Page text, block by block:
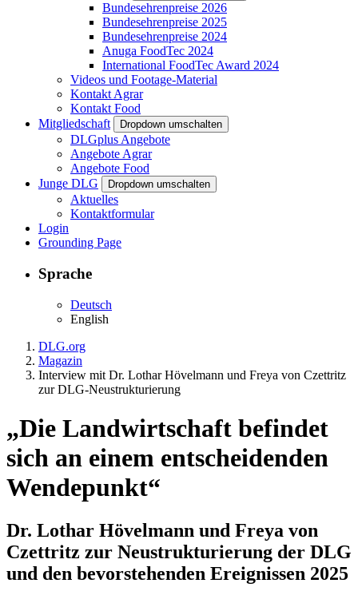
Bundesehrenpreise 2026
Bundesehrenpreise 2025
Bundesehrenpreise 2024
Anuga FoodTec 2024
International FoodTec Award 2024
Videos und Footage-Material
Kontakt Agrar
Kontakt Food
Mitgliedschaft
Dropdown umschalten
DLGplus Angebote
Angebote Agrar
Angebote Food
Junge DLG
Dropdown umschalten
Aktuelles
Kontaktformular
Login
Grounding Page
Sprache
Deutsch
English
DLG.org
Magazin
Interview mit Dr. Lothar Hövelmann und Freya von Czettritz
zur DLG-Neustrukturierung
„Die Landwirtschaft befindet
sich an einem entscheidenden
Wendepunkt“
Dr. Lothar Hövelmann und Freya von
Czettritz zur Neustrukturierung der DLG
und den bevorstehenden Ereignissen 2025